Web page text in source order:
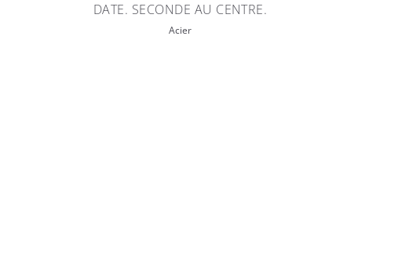
DATE. SECONDE AU CENTRE.
Acier